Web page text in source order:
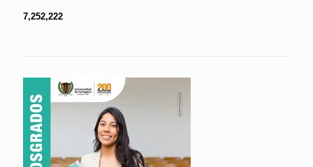
7,252,222